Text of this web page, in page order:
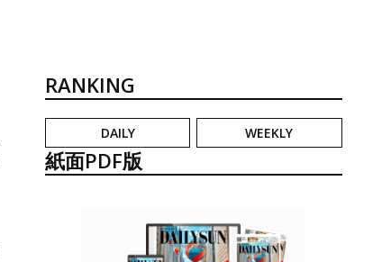
RANKING
DAILY WEEKLY
紙面PDF版